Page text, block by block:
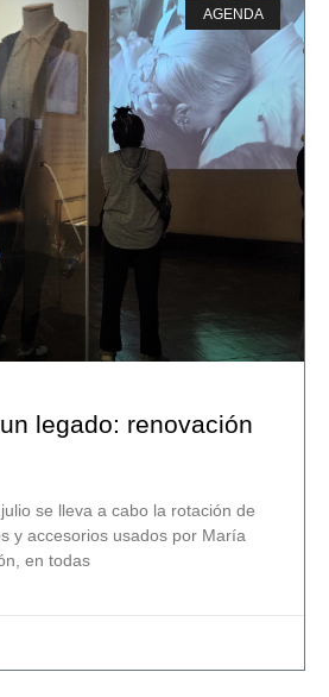
AGENDA
legado: renovación
se lleva a cabo la rotación de
y accesorios usados por María
en todas